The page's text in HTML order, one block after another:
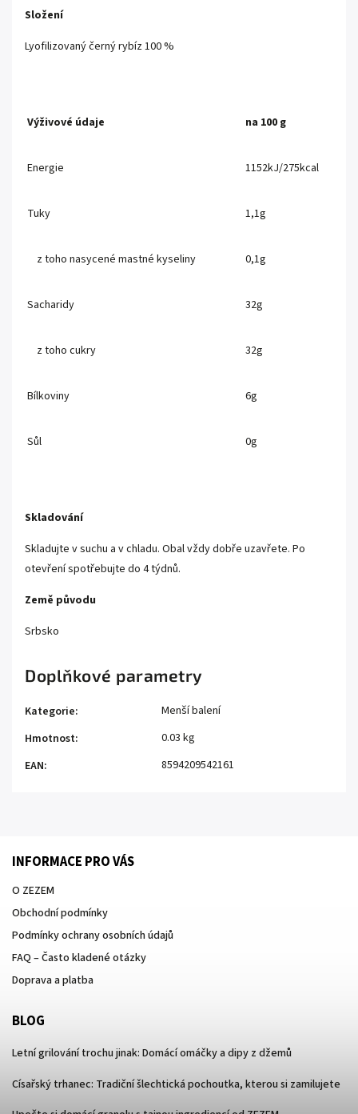
Složení
Lyofilizovaný černý rybíz 100 %
Výživové údaje na 100 g
Energie 1152kJ/275kcal
Tuky 1,1g
z toho nasycené mastné kyseliny 0,1g
Sacharidy 32g
z toho cukry 32g
Bílkoviny 6g
Sůl 0g
Skladování
Skladujte v suchu a v chladu. Obal vždy dobře uzavřete. Po
otevření spotřebujte do 4 týdnů.
Země původu
Srbsko
Doplňkové parametry
Kategorie:
Menší balení
Hmotnost:
0.03 kg
EAN: 8594209542161
INFORMACE PRO VÁS
O ZEZEM
Obchodní podmínky
Podmínky ochrany osobních údajů
FAQ – Často kladené otázky
Doprava a platba
BLOG
Letní grilování trochu jinak: Domácí omáčky a dipy z džemů
Císařský trhanec: Tradiční šlechtická pochoutka, kterou si zamilujete